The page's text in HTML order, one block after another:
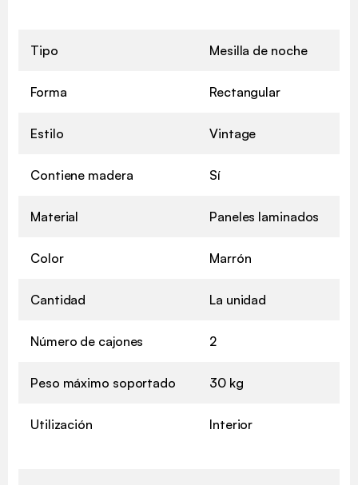
Tipo Mesilla de noche
Forma Rectangular
Estilo Vintage
Contiene madera Sí
Material Paneles laminados
Color Marrón
Cantidad La unidad
Número de cajones 2
Peso máximo soportado 30 kg
Utilización Interior